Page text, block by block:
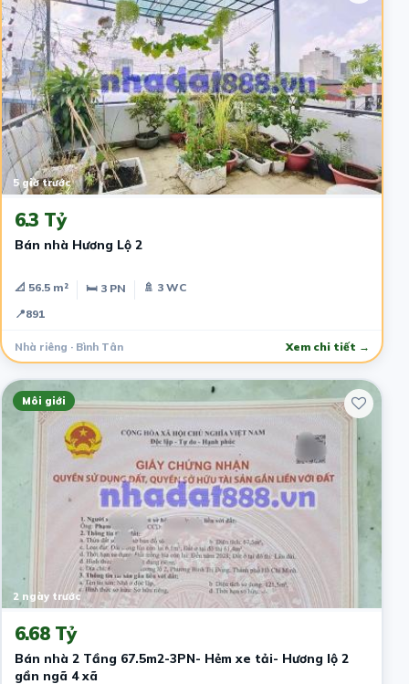
5 giờ trước
6.3 Tỷ
Bán nhà Hương Lộ 2
📐 56.5 m² 🛏 3 PN
🚿 3 WC
📍891
Nhà riêng · Bình Tân Xem chi tiết →
Môi giới
2 ngày trước
6.68 Tỷ
Bán nhà 2 Tầng 67.5m2-3PN- Hẻm xe tải- Hương lộ 2
gần ngã 4 xã